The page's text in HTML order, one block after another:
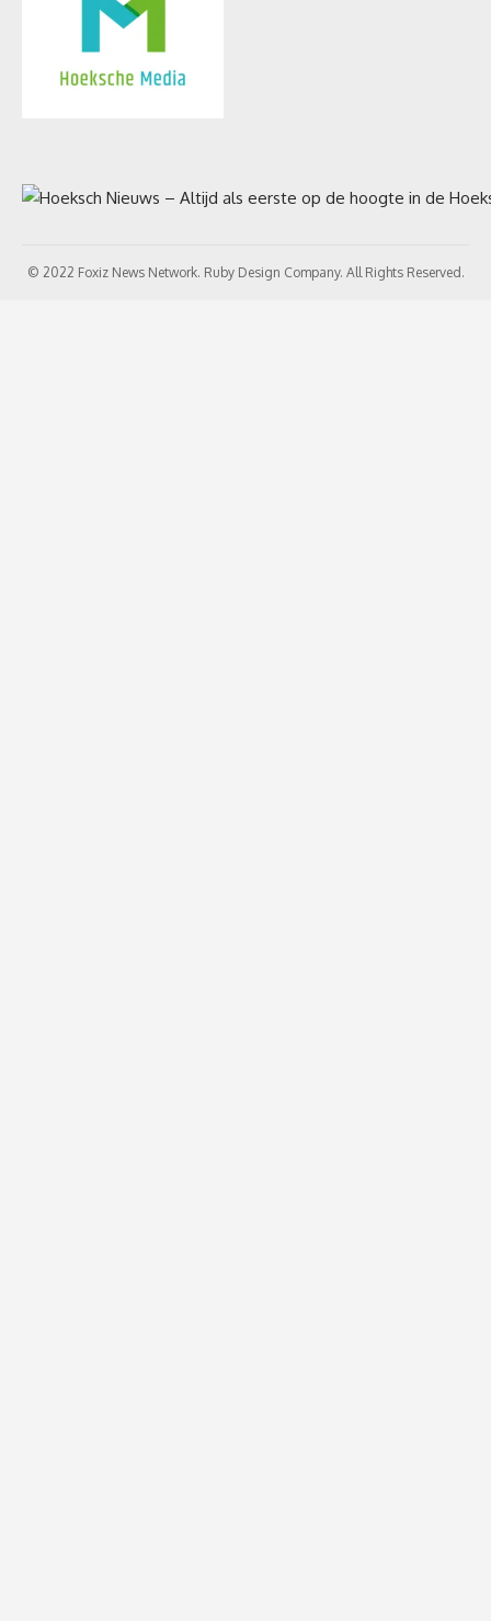
© 2022 Foxiz News Network. Ruby Design Company. All Rights Reserved.